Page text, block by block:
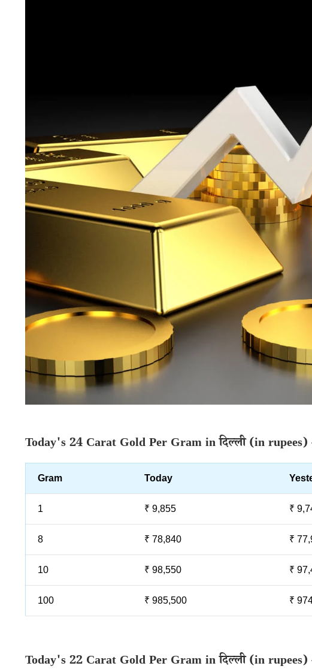
Today's 24 Carat Gold Per Gram in दिल्ली (in
Gram Today
1 ₹ 9,855 ₹
8 ₹ 78,840 ₹
10 ₹ 98,550 ₹
100 ₹ 985,500 ₹
Today's 22 Carat Gold Per Gram in दिल्ली (in